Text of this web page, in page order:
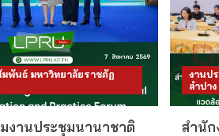
พันธ์ มหาวิทยาลัยราชภัฏ
งานประชุมนานาชาติ
งานป
ลำปาง
สำนัก